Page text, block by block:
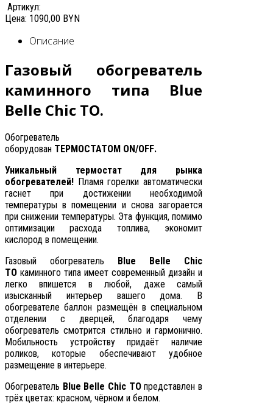
Артикул:
Цена: 1090,00 BYN
Описание
Газовый обогреватель
каминного типа Blue
Belle Chic ТО.
Обогреватель
оборудован ТЕРМОСТАТОМ ON/OFF.
Уникальный термостат для рынка
обогревателей! Пламя горелки автоматически
гаснет при достижении необходимой
температуры в помещении и снова загорается
при снижении температуры. Эта функция, помимо
оптимизации расхода топлива, экономит
кислород в помещении.
Газовый обогреватель
Blue Belle Chic
ТО каминного типа имеет современный дизайн и
легко впишется в любой, даже самый
изысканный интерьер вашего дома. В
обогревателе баллон размещён в специальном
отделении с дверцей, благодаря чему
обогреватель смотрится стильно и гармонично.
Мобильность устройству придаёт наличие
роликов, которые обеспечивают удобное
размещение в интерьере.
Обогреватель Blue Belle Chic ТОпредставлен в
трёх цветах: красном, чёрном и белом.